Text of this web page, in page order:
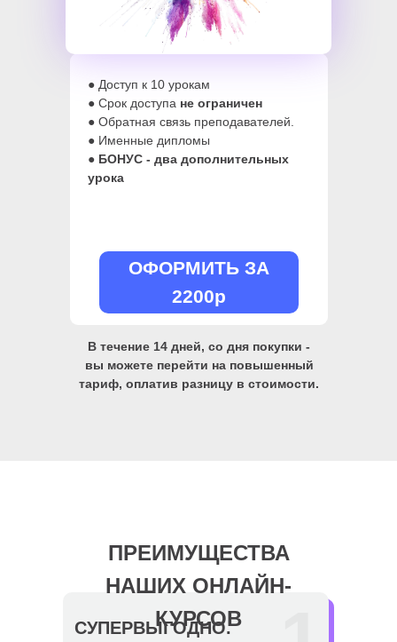
● Доступ к 10 урокам
● Срок доступа не ограничен
● Обратная связь преподавателей.
● Именные дипломы
● БОНУС - два дополнительных
урока
ОФОРМИТЬ ЗА
2200р
В течение 14 дней, со дня покупки -
вы можете перейти на повышенный
тариф, оплатив разницу в стоимости.
СУПЕРВЫГОДНО.
ПРЕИМУЩЕСТВА
НАШИХ ОНЛАЙН-
КУРСОВ